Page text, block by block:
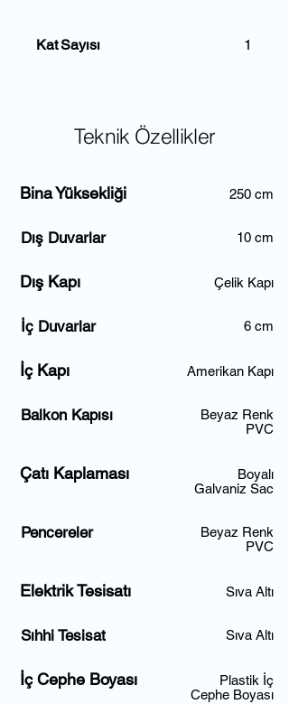
Kat Sayısı 1
Teknik Özellikler
Bina Yüksekliği
Dış Duvarlar
250 cm
10 cm
Dış Kapı
İç Duvarlar
Çelik Kapı
6 cm
İç Kapı
Balkon Kapısı
Amerikan Kapı
Beyaz Renk
PVC
Çatı Kaplaması
Pencereler
Boyalı
Galvaniz Sac
Beyaz Renk
PVC
Elektrik Tesisatı
Sıhhi Tesisat
Sıva Altı
Sıva Altı
İç Cephe Boyası
Plastik İç
Cephe Boyası